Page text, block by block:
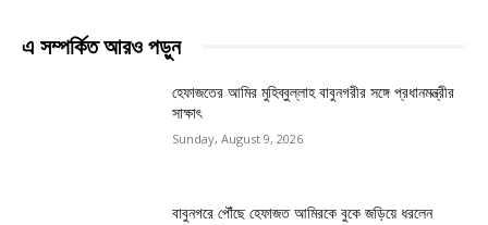
এ সম্পর্কিত আরও পড়ুন
হেফাজতের আমির মুহিব্বুল্লাহ বাবুনগরীর সঙ্গে প্রধানমন্ত্রীর
সাক্ষাৎ
Sunday, August 9, 2026
বাবুনগরে পৌঁছে হেফাজত আমিরকে বুকে জড়িয়ে ধরলেন